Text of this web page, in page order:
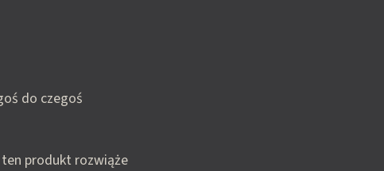
do czegoś
produkt rozwiąże